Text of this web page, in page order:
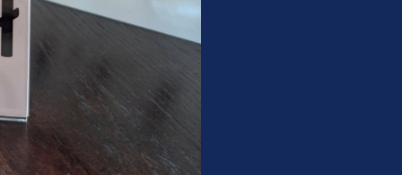
korozją i poprawiają ich właściwości